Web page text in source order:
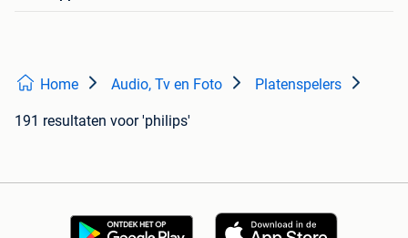
Home Audio, Tv en Foto Platenspelers
191 resultaten voor 'philips'